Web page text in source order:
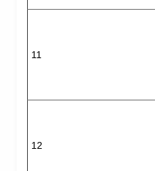
11
12